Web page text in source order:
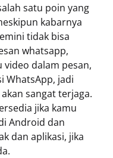
satu poin yang
kabarnya
tidak bisa
whatsapp,
video dalam pesan,
WhatsApp, jadi
sangat terjaga.
jika kamu
Android dan
dan aplikasi, jika